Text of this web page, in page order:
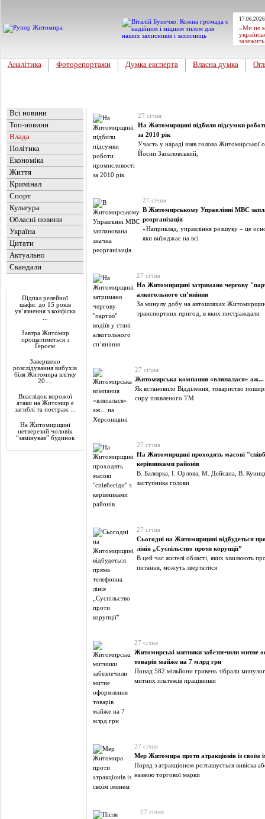
«Ми не
Аналітика Фоторепортажи Думка експерта Власна думка
Всі новини
Топ-новини
Влада
Політика
Економіка
Життя
Кримінал
Спорт
Культура
Обласні новини
Україна
Цитати
Актуально
Скандали
Підпал релейної
шафи: до 15 років
ув’язнення з конфіска
Завтра Житомир
прощатиметься з
Героєм
Завершено
розслідування вибухів
біля Житомира влітку
20 ...
Внаслідок ворожої
атаки на Житомир є
загиблі та постраж ...
На Житомирщині
нетверезий чоловік
“замінував” будинок
27 січня
На Житомирщині підбили підсумки
за 2010 рік
Участь у нараді взяв голова Житомирської
Йосип Запаловський,
27 січня
В Житомирському Управлінні МВС
реорганізація
«Наприклад, управління розшуку – це
яки виїжджає на всі
27 січня
На Житомирщині затримано чергову
алкогольного сп’яніння
За минулу добу на автошляхах
транспортних пригод, в яких постраждали
27 січня
Житомирська компания «вляпалася» аж...
Як встановило Відділення, товариство
сиру плавленого ТМ
27 січня
На Житомирщині проходять масові
керівниками районів
В. Балюрка, І. Орлова, М. Дейсана, В.
заступника голови
27 січня
Сьогодні на Житомирщині відбудеться
лінія „Суспільство проти корупції”
В цей час жителі області, яких хвилюють
питання, можуть звертатися
27 січня
Житомирські митники забезпечили митне
товарів майже на 7 млрд грн
Понад 582 мільйони гривень зібрали
митних платежів працівники
27 січня
Мер Житомира проти атракціонів із своїм
Поряд з атракціоном розташується вивіска
назвою торгової марки
27 січня